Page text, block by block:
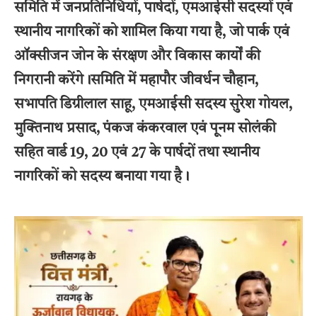
समिति में जनप्रतिनिधियों, पार्षदों, एमआईसी सदस्यों एवं
स्थानीय नागरिकों को शामिल किया गया है, जो पार्क एवं
ऑक्सीजन जोन के संरक्षण और विकास कार्यों की
निगरानी करेंगे।समिति में महापौर जीवर्धन चौहान,
सभापति डिग्रीलाल साहू, एमआईसी सदस्य सुरेश गोयल,
मुक्तिनाथ प्रसाद, पंकज कंकरवाल एवं पूनम सोलंकी
सहित वार्ड 19, 20 एवं 27 के पार्षदों तथा स्थानीय
नागरिकों को सदस्य बनाया गया है।